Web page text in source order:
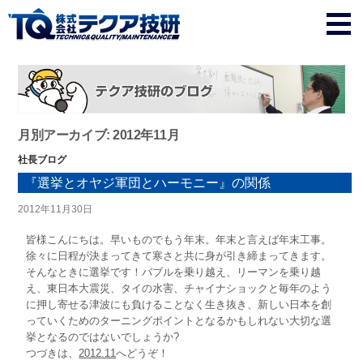
月別アーカイブ: 2012年11月
社長ブログ
『選挙とオヤジ軍団とハーモニー』の関係
2012年11月30日
皆様こんにちは。早いものでもう年末。年末と言えば年末工事。
徐々に日程が決まってきて寒さと共に身が引き締まってきます。
そんなときに選挙です！バブルを乗り越え、リーマンを乗り越
え、東日本大震災、タイの水害、チャイナショックと毎年のよう
に押し寄せる津波にも負けることなく生き抜き、新しい日本を創
っていくためのターニングポイントとなるかもしれない大切な選
挙となるのではないでしょうか?
つづきは、 2012.11へどうぞ！